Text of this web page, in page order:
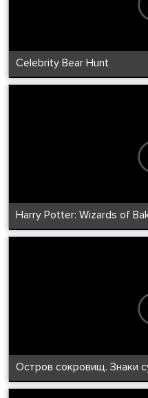
Celebrity Bear Hunt
Harry Potter: Wizards of
Остров сокровищ. Знаки